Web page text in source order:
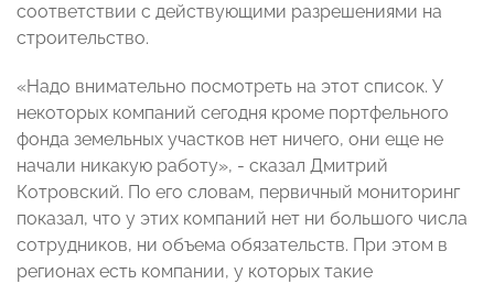
соответствии с действующими разрешениями на
строительство.
«Надо внимательно посмотреть на этот список. У
некоторых компаний сегодня кроме портфельного
фонда земельных участков нет ничего, они еще не
начали никакую работу», - сказал Дмитрий
Котровский. По его словам, первичный мониторинг
показал, что у этих компаний нет ни большого числа
сотрудников, ни объема обязательств. При этом в
регионах есть компании, у которых такие